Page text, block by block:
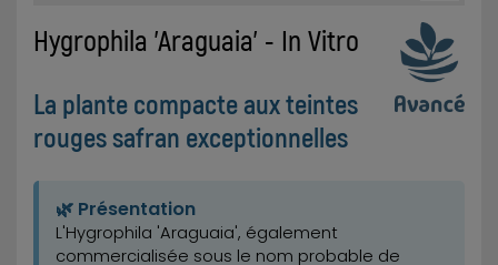
Hygrophila 'Araguaia' - In Vitro
La plante compacte aux teintes
rouges safran exceptionnelles
🌿 Présentation
L'Hygrophila 'Araguaia', également
commercialisée sous le nom probable de